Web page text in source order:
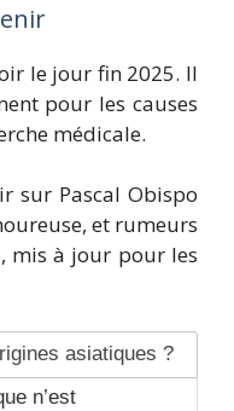
le jour fin 2025. Il
pour les causes
médicale.
sur Pascal Obispo
et rumeurs
mis à jour pour les
asiatiques ?
n’est